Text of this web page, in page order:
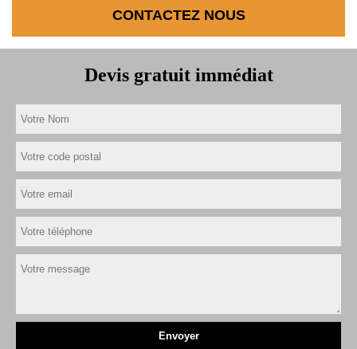
CONTACTEZ NOUS
Devis gratuit immédiat